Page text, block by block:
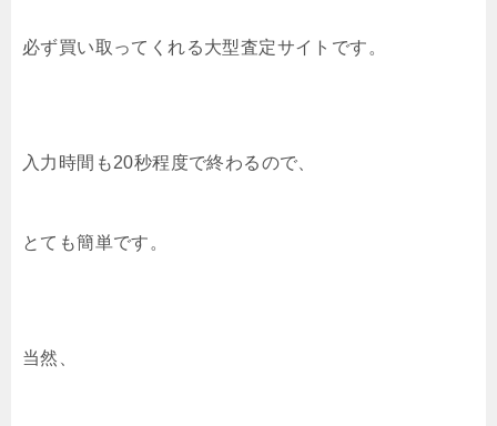
必ず買い取ってくれる大型査定サイトです。
入力時間も20秒程度で終わるので、
とても簡単です。
当然、